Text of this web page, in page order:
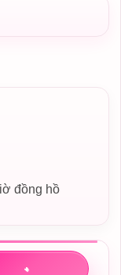
đồng hồ
lượng